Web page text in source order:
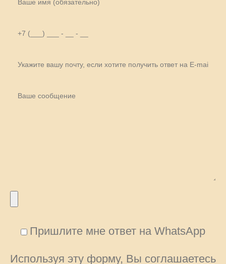
Пришлите мне ответ на WhatsApp
Используя эту форму, Вы соглашаетесь